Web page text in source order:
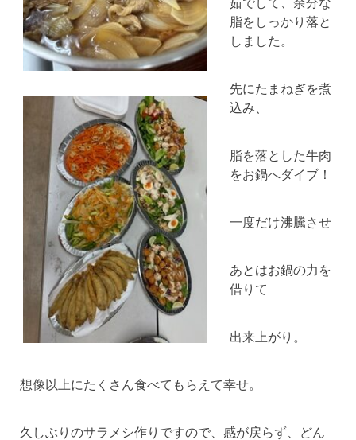
脂をしっかり落と
しました。
先にたまねぎを煮
込み、
脂を落とした牛肉
をお鍋へダイブ！
一度だけ沸騰させ
あとはお鍋の力を
借りて
出来上がり。
想像以上にたくさん食べてもらえて幸せ。
久しぶりのサラメシ作りですので、感が戻らず、どん